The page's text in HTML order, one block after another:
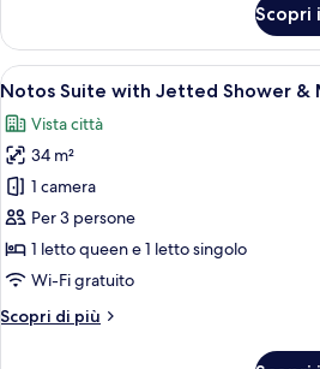
Junior
Suite
with
Tub
Scopri
Apri
tutte
le
foto
per
Notos
Suite
with
Shower
Una
11
Notos Suite with Jetted Shower &
Vista città
34 m²
1 camera
Per 3 persone
1 letto queen e 1 letto singolo
Wi-Fi gratuito
Scopri di più
Altri